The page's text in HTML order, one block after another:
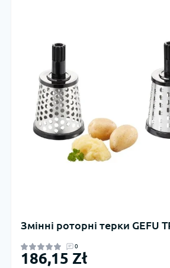
Змінні роторні терки GEFU
0
186,15 Zł